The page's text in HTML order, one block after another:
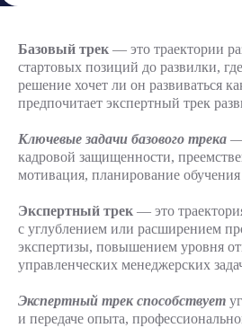
Базовый трек — это траектории
стартовых позиций до развилки,
решение хочет ли он развиваться
предпочитает экспертный трек
Ключевые задачи базового трека —
кадровой защищенности,
мотивация, планирование обучения
Экспертный трек — это
с углублением или расширением
экспертизы, повышением уровня
управленческих менеджерских
Экспертный трек способствует
и передаче опыта,